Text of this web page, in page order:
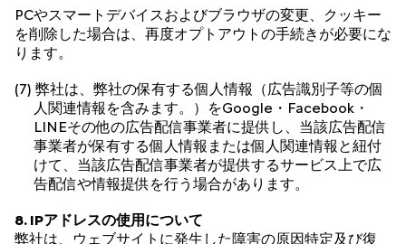
PCやスマートデバイスおよびブラウザの変更、クッキー
を削除した場合は、再度オプトアウトの手続きが必要にな
ります。
(7) 弊社は、弊社の保有する個人情報（広告識別子等の個
人関連情報を含みます。）をGoogle・Facebook・
LINEその他の広告配信事業者に提供し、当該広告配信
事業者が保有する個人情報または個人関連情報と紐付
けて、当該広告配信事業者が提供するサービス上で広
告配信や情報提供を行う場合があります。
8. IPアドレスの使用について
弊社は、ウェブサイトに発生した障害の原因特定及び復